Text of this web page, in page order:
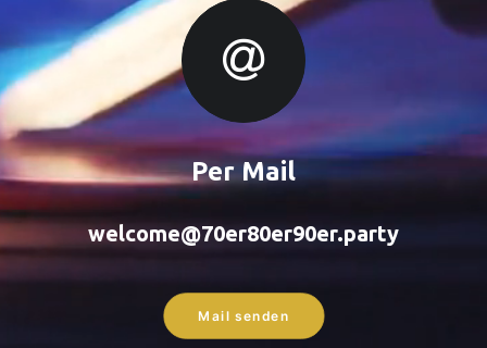
Per Mail
welcome@70er80er90er.party
Mail senden